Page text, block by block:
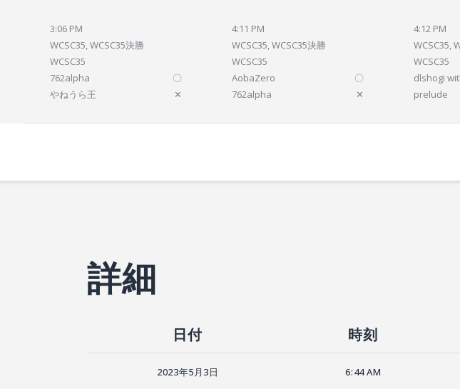
3:06 PM
WCSC35, WCSC35決勝
WCSC35
762alpha
〇
やねうら王
✕
4:11 PM
WCSC35, WCSC35決勝
WCSC35
AobaZero
〇
762alpha
✕
4:12 PM
WCSC35,
WCSC35
dlshogi
prelude
順位
詳細
日付 時刻
2023年5月3日 6:44 AM